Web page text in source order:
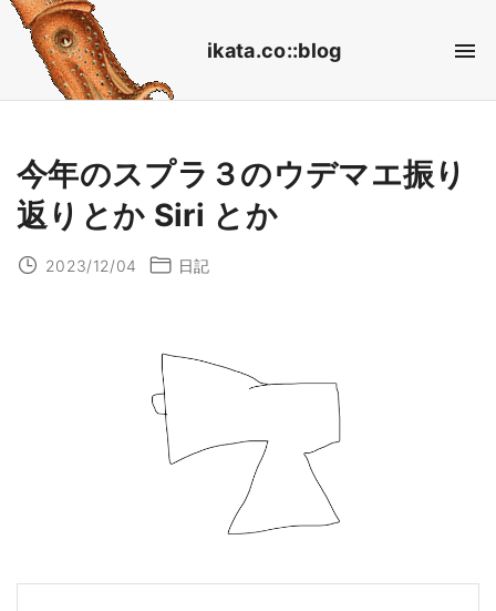
ikata.co::blog
今年のスプラ３のウデマエ振り
返りとか Siri とか
2023/12/04 日記